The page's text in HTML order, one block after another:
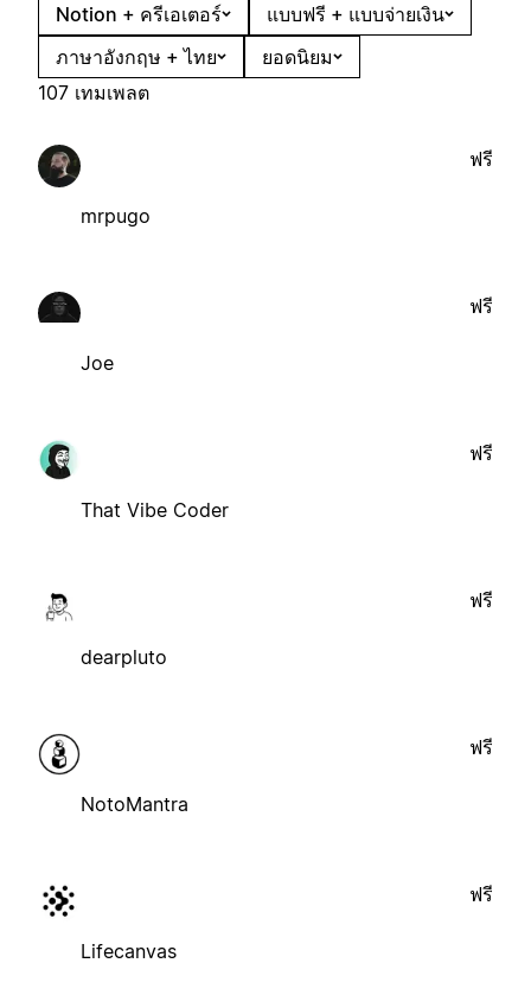
Notion + ครีเอเตอร์
แบบฟรี + แบบจ่ายเงิน
ภาษาอังกฤษ + ไทย
ยอดนิยม
107 เทมเพลต
mrpugo
ฟรี
Joe
ฟรี
That Vibe Coder
ฟรี
dearpluto
ฟรี
NotoMantra
ฟรี
Lifecanvas
ฟรี